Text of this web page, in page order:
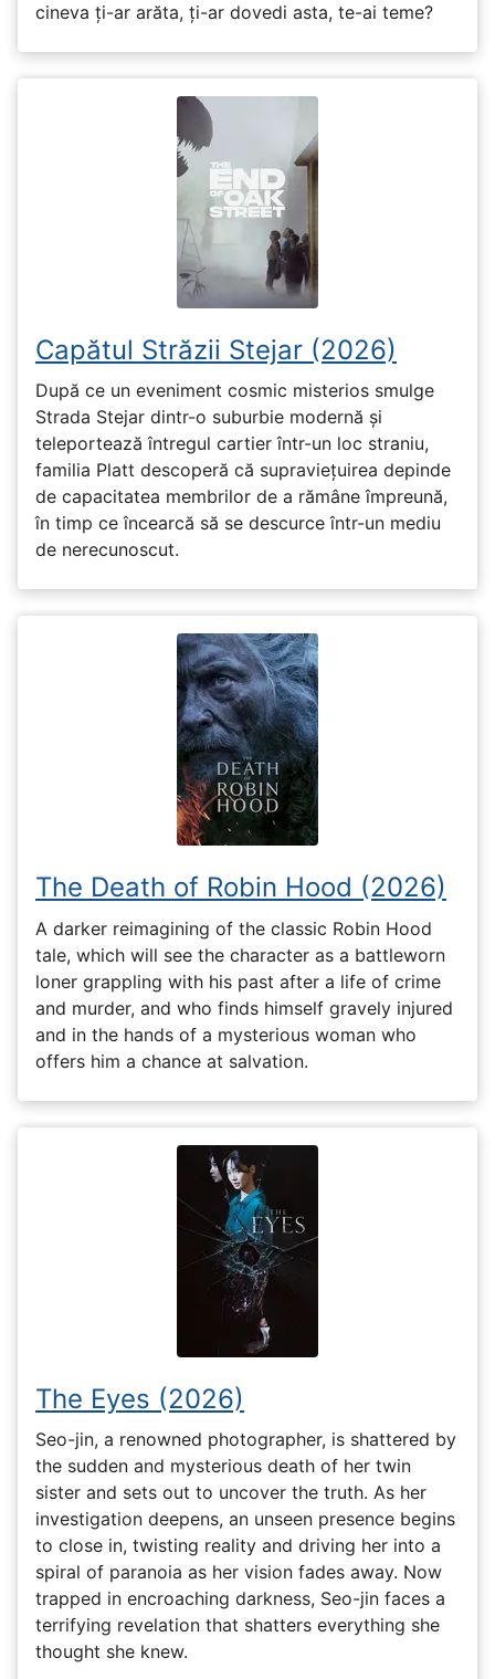
cineva ți-ar arăta, ți-ar dovedi asta, te-ai teme?
Capătul Străzii Stejar (2026)
După ce un eveniment cosmic misterios smulge
Strada Stejar dintr-o suburbie modernă și
teleportează întregul cartier într-un loc straniu,
familia Platt descoperă că supraviețuirea depinde
de capacitatea membrilor de a rămâne împreună,
în timp ce încearcă să se descurce într-un mediu
de nerecunoscut.
The Death of Robin Hood (2026)
A darker reimagining of the classic Robin Hood
tale, which will see the character as a battleworn
loner grappling with his past after a life of crime
and murder, and who finds himself gravely injured
and in the hands of a mysterious woman who
offers him a chance at salvation.
The Eyes (2026)
Seo-jin, a renowned photographer, is shattered by
the sudden and mysterious death of her twin
sister and sets out to uncover the truth. As her
investigation deepens, an unseen presence begins
to close in, twisting reality and driving her into a
spiral of paranoia as her vision fades away. Now
trapped in encroaching darkness, Seo-jin faces a
terrifying revelation that shatters everything she
thought she knew.